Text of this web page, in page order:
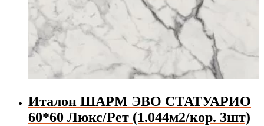
Италон ШАРМ ЭВО СТАТУАРИО
60*60 Люкс/Рет (1.044м2/кор. 3шт)